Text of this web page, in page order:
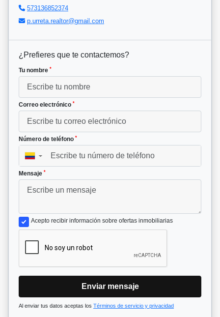
573136852374
p.urreta.realtor@gmail.com
¿Prefieres que te contactemos?
Tu nombre *
Correo electrónico *
Número de teléfono *
▼
Mensaje *
Acepto recibir información sobre ofertas inmobiliarias
Enviar mensaje
Al enviar tus datos aceptas los Términos de servicio y privacidad